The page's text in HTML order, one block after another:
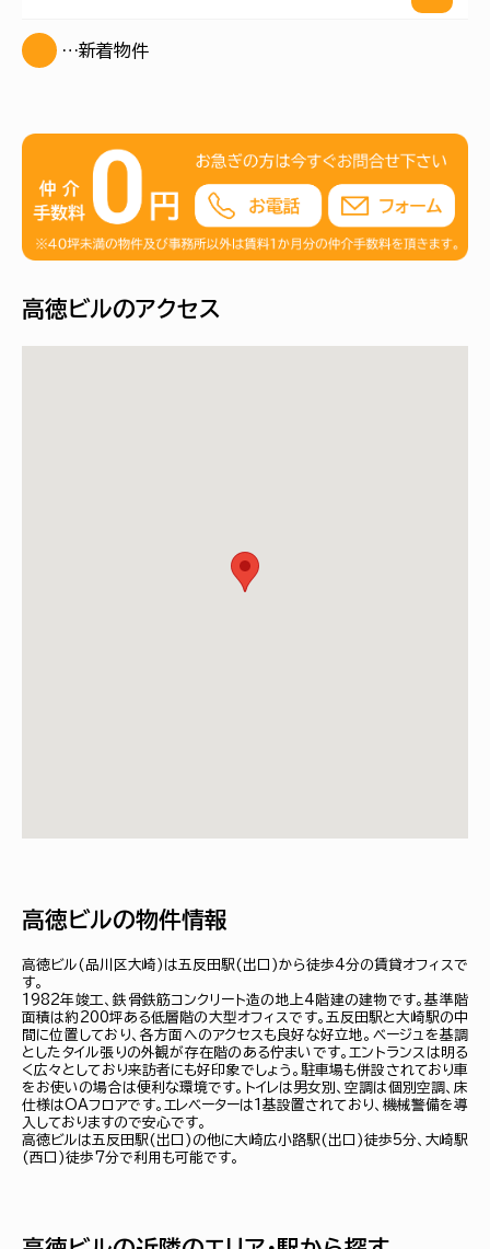
…新着物件
高徳ビルのアクセス
高徳ビルの物件情報
高徳ビル(品川区大崎)は五反田駅(出口)から徒歩4分の賃貸オフィスで
す。
1982年竣工、鉄骨鉄筋コンクリート造の地上4階建の建物です。基準階
面積は約200坪ある低層階の大型オフィスです。五反田駅と大崎駅の中
間に位置しており、各方面へのアクセスも良好な好立地。ベージュを基調
としたタイル張りの外観が存在階のある佇まいです。エントランスは明る
く広々としており来訪者にも好印象でしょう。駐車場も併設されており車
をお使いの場合は便利な環境です。トイレは男女別、空調は個別空調、床
仕様はOAフロアです。エレベーターは1基設置されており、機械警備を導
入しておりますので安心です。
高徳ビルは五反田駅(出口)の他に大崎広小路駅(出口)徒歩5分、大崎駅
(西口)徒歩7分で利用も可能です。